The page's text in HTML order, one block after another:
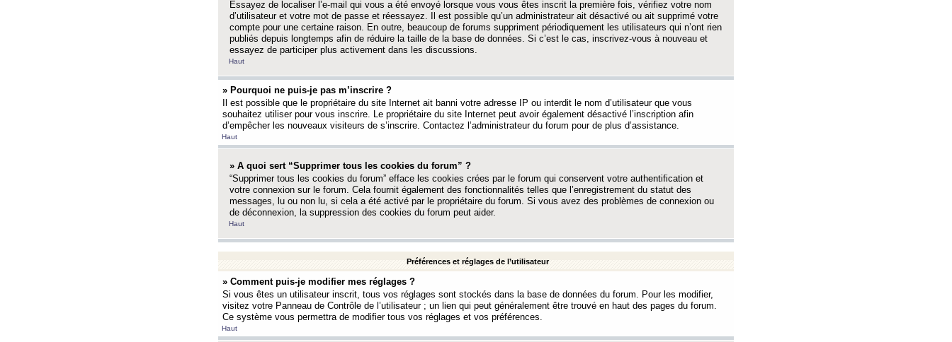
Essayez de localiser l’e-mail qui vous a été envoyé lorsque vous vous êtes inscrit la première fois, vérifiez votre nom
d’utilisateur et votre mot de passe et réessayez. Il est possible qu’un administrateur ait désactivé ou ait supprimé votre
compte pour une certaine raison. En outre, beaucoup de forums suppriment périodiquement les utilisateurs qui n’ont rien
publiés depuis longtemps afin de réduire la taille de la base de données. Si c’est le cas, inscrivez-vous à nouveau et
essayez de participer plus activement dans les discussions.
Haut
» Pourquoi ne puis-je pas m’inscrire ?
Il est possible que le propriétaire du site Internet ait banni votre adresse IP ou interdit le nom d’utilisateur que vous
souhaitez utiliser pour vous inscrire. Le propriétaire du site Internet peut avoir également désactivé l’inscription afin
d’empêcher les nouveaux visiteurs de s’inscrire. Contactez l’administrateur du forum pour de plus d’assistance.
Haut
» A quoi sert “Supprimer tous les cookies du forum” ?
“Supprimer tous les cookies du forum” efface les cookies crées par le forum qui conservent votre authentification et
votre connexion sur le forum. Cela fournit également des fonctionnalités telles que l’enregistrement du statut des
messages, lu ou non lu, si cela a été activé par le propriétaire du forum. Si vous avez des problèmes de connexion ou
de déconnexion, la suppression des cookies du forum peut aider.
Haut
Préférences et réglages de l’utilisateur
» Comment puis-je modifier mes réglages ?
Si vous êtes un utilisateur inscrit, tous vos réglages sont stockés dans la base de données du forum. Pour les modifier,
visitez votre Panneau de Contrôle de l’utilisateur ; un lien qui peut généralement être trouvé en haut des pages du forum.
Ce système vous permettra de modifier tous vos réglages et vos préférences.
Haut